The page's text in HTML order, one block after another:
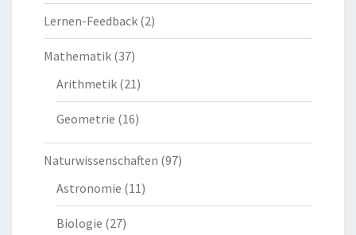
Lernen-Feedback (2)
Mathematik (37)
Arithmetik (21)
Geometrie (16)
Naturwissenschaften (97)
Astronomie (11)
Biologie (27)